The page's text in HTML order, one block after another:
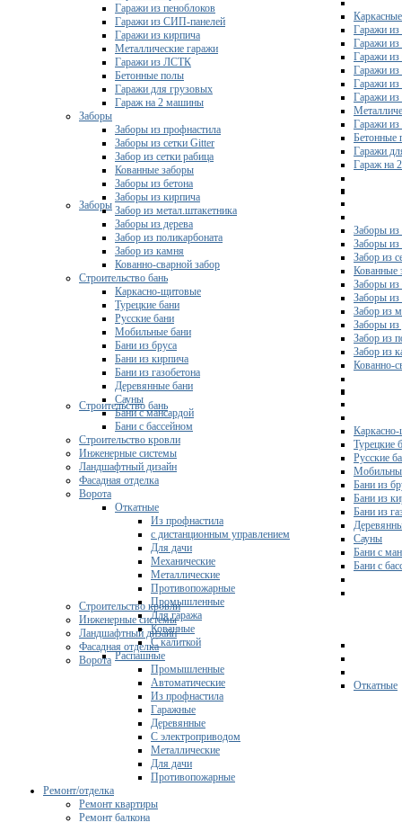
Гаражи из
Гаражи из
Гаражи из
Гаражи из
Гаражи
Гаражи из
Гаражи
Бетонные
Гаражи
Гараж на
Заборы
Заборы из
Заборы из
Забор из
Кованные
Заборы из
Заборы из
Забор из
Заборы из
Забор из
Забор из
Кованно-
Строительство бань
Турецкие
Русские
Бани из
Бани из
Бани из
Сауны
Бани с
Бани с
Строительство кровли
Инженерные системы
Ландшафтный дизайн
Фасадная отделка
Ворота
Откатные
Гаражи из пеноблоков
Гаражи из СИП-панелей
Гаражи из кирпича
Металлические гаражи
Гаражи из ЛСТК
Бетонные полы
Гаражи для грузовых
Гараж на 2 машины
Заборы
Заборы из профнастила
Заборы из сетки Gitter
Забор из сетки рабица
Кованные заборы
Заборы из бетона
Заборы из кирпича
Забор из метал.штакетника
Заборы из дерева
Забор из поликарбоната
Забор из камня
Кованно-сварной забор
Строительство бань
Каркасно-щитовые
Турецкие бани
Русские бани
Мобильные бани
Бани из бруса
Бани из кирпича
Бани из газобетона
Деревянные бани
Сауны
Бани с мансардой
Бани с бассейном
Строительство кровли
Инженерные системы
Ландшафтный дизайн
Фасадная отделка
Ворота
Откатные
Из профнастила
с дистанционным управлением
Для дачи
Механические
Металлические
Противопожарные
Промышленные
Для гаража
Кованные
С калиткой
Распашные
Промышленные
Автоматические
Из профнастила
Гаражные
Деревянные
С электроприводом
Металлические
Для дачи
Противопожарные
Ремонт/отделка
Ремонт квартиры
Ремонт балкона